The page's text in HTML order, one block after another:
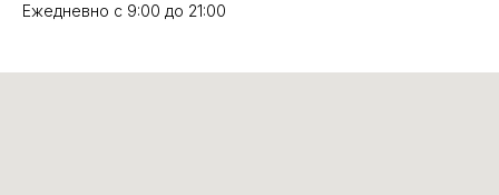
Ежедневно с 9:00 до 21:00